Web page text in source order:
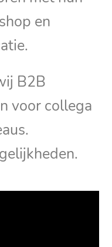
en
B2B
voor collega